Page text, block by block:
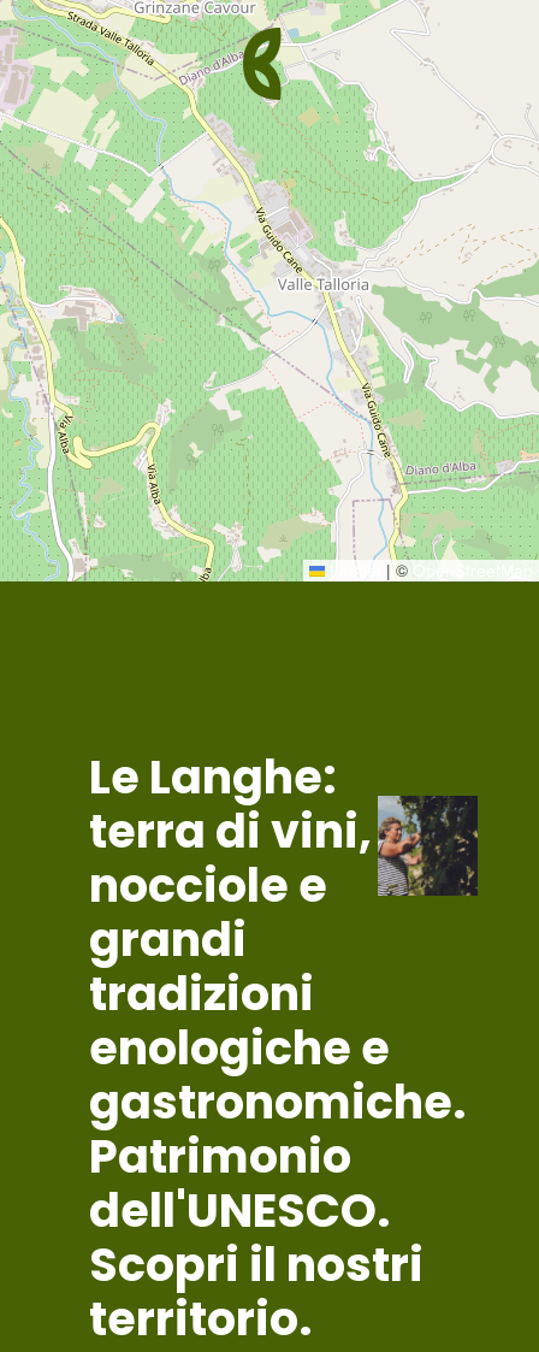
|© OpenStreetMap
Le Langhe:
terra di vini,
nocciole e
grandi
tradizioni
enologiche e
gastronomiche.
Patrimonio
dell'UNESCO.
Scopri il nostri
territorio.